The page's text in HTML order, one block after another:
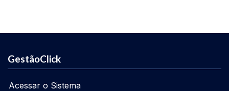
GestãoClick
Acessar o Sistema